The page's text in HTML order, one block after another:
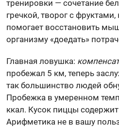
тренировки — сочетание
гречкой, творог с
помогает восстановить
организму «доедать»
Главная ловушка:
пробежал 5 км, теперь
так большинство людей
Пробежка в умеренном
ккал. Кусок пиццы
Арифметика не в вашу